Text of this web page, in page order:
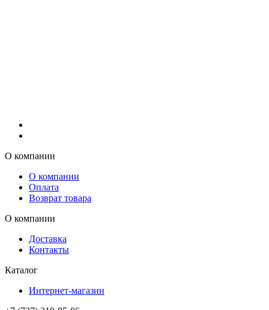
О компании
О компании
Оплата
Возврат товара
О компании
Доставка
Контакты
Каталог
Интернет-магазин